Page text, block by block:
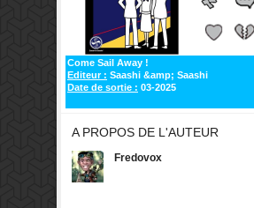
Come Sail Away !
Editeur : Saashi &amp; Saashi
Date de sortie : 03-2025
A PROPOS DE L'AUTEUR
Fredovox